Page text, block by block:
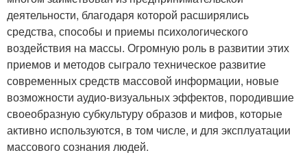
деятельности, благодаря которой расширялись
средства, способы и приемы психологического
воздействия на массы. Огромную роль в развитии этих
приемов и методов сыграло техническое развитие
современных средств массовой информации, новые
возможности аудио-визуальных эффектов, породившие
своеобразную субкультуру образов и мифов, которые
активно используются, в том числе, и для эксплуатации
массового сознания людей.